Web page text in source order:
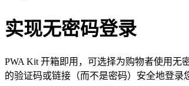
实现无密码登录
PWA Kit 开箱即用，可选择为购物者使用无
的验证码或链接（而不是密码）安全地登录